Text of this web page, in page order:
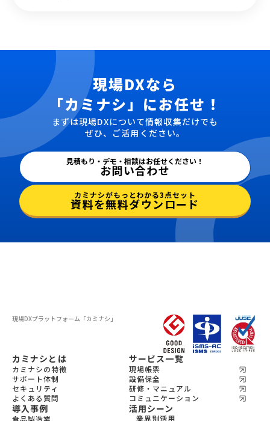
現場DXなら
「カミナシ」にお任せ！
まずは現場DXについて情報収集だけでも
ぜひ、ご活用ください。
見積もり・デモ・相談はお任せください！
お問い合わせ
カミナシがもっとわかる3点セット
資料を無料ダウンロード
現場DXプラットフォーム 「カミナシ」
カミナシとは
カミナシの特徴
サポート体制
セキュリティ
よくある質問
サービス一覧
現場帳票
設備保全
研修・マニュアル
コミュニケーション
導入事例
食品製造業
活用シーン
業界別活用